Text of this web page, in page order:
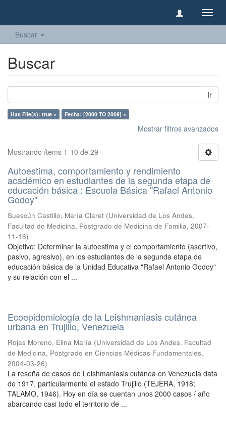
Buscar
Buscar
Ir
Has File(s): true × Fecha: [2000 TO 2009] ×
Mostrar filtros avanzados
Mostrando ítems 1-10 de 29
Autoestima, comportamiento y rendimiento
académico en estudiantes de la segunda etapa de
educación básica : Escuela Básica "Rafael Antonio
Godoy"
Suescún Castillo, María Claret (Universidad de Los Andes,
Facultad de Medicina, Postgrado de Medicina de Familia, 2007-
11-16)
Objetivo: Determinar la autoestima y el comportamiento (asertivo,
pasivo, agresivo), en los estudiantes de la segunda etapa de
educación básica de la Unidad Educativa "Rafael Antonio Godoy"
y su relación con el ...
Ecoepidemiología de la Leishmaniasis cutánea
urbana en Trujillo, Venezuela
Rojas Moreno, Elina María (Universidad de Los Andes, Facultad
de Medicina, Postgrado en Ciencias Médicas Fundamentales,
2004-03-26)
La reseña de casos de Leishmaniasis cutánea en Venezuela data
de 1917, particularmente el estado Trujillo (TEJERA, 1918;
TALAMO, 1946). Hoy en día se cuentan unos 2000 casos / año
abarcando casi todo el territorio de ...